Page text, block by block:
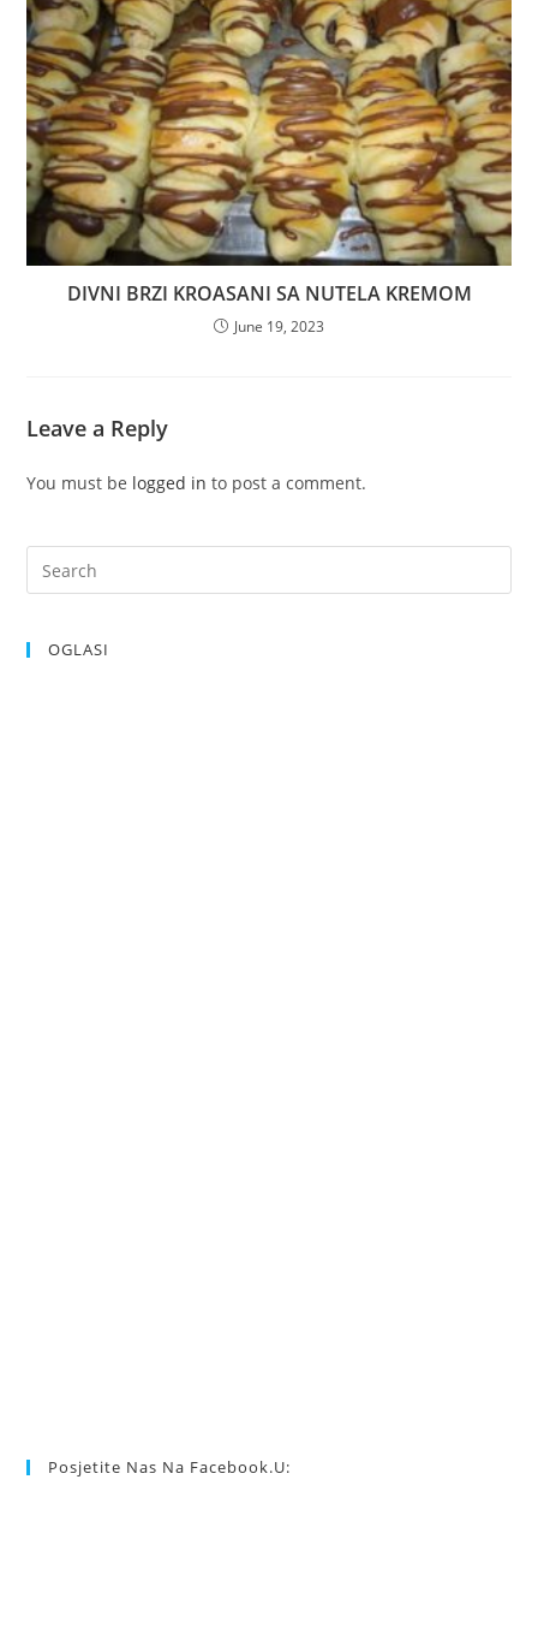
DIVNI BRZI KROASANI SA NUTELA KREMOM
June 19, 2023
Leave a Reply
You must be logged in to post a comment.
OGLASI
Posjetite Nas Na Facebook.u: